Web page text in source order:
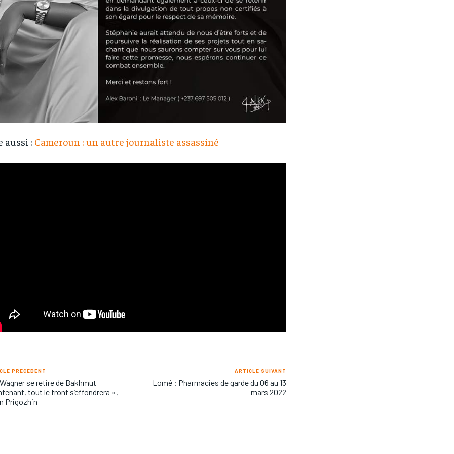
aussi : Cameroun : un autre journaliste assassiné
PRÉCÉDENT
se retire de Bakhmut
tout le front s’effondrera »,
Prigozhin
ARTICLE SUIVANT
Lomé : Pharmacies de garde du 06 au 13
mars 2022